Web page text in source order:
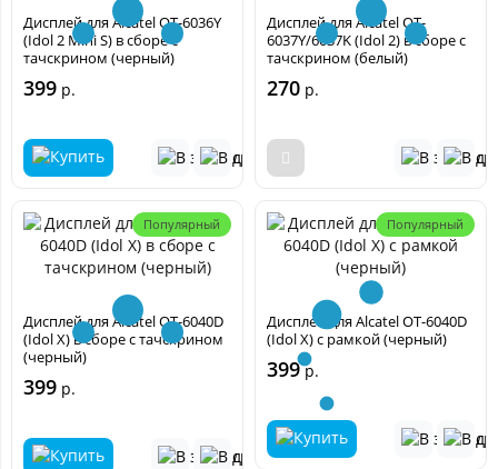
Дисплей для Alcatel OT-6036Y
(Idol 2 Mini S) в сборе с
тачскрином (черный)
399 р.
Дисплей для Alcatel OT-
6037Y/6037K (Idol 2) в сборе с
тачскрином (белый)
270 р.
Популярный
Дисплей для Alcatel OT-6040D
(Idol X) в сборе с тачскрином
(черный)
399 р.
Популярный
Дисплей для Alcatel OT-6040D
(Idol X) с рамкой (черный)
399р.